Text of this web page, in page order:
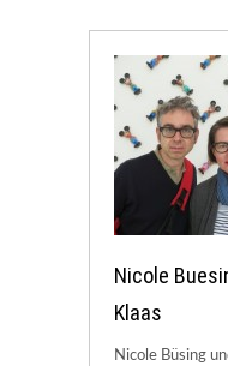
Nicole
Klaas
Nicole Büsing